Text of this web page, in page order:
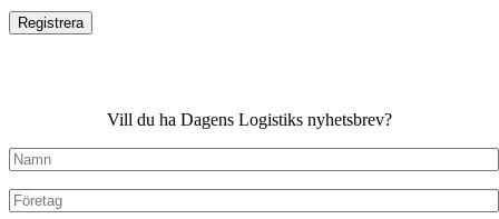
Vill du ha Dagens Logistiks nyhetsbrev?